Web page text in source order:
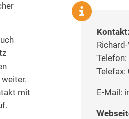
mit
Kontakt:
E-Mail: